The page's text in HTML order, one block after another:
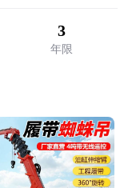
3
年限